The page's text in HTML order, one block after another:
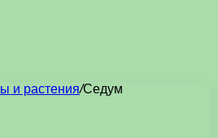
и растения/Седум